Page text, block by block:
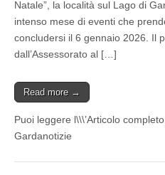
Natale”, la località sul Lago di
intenso mese di eventi che
concludersi il 6 gennaio 2026. Il
dall’Assessorato al […]
Read more →
Puoi leggere l\\\’Articolo
Gardanotizie